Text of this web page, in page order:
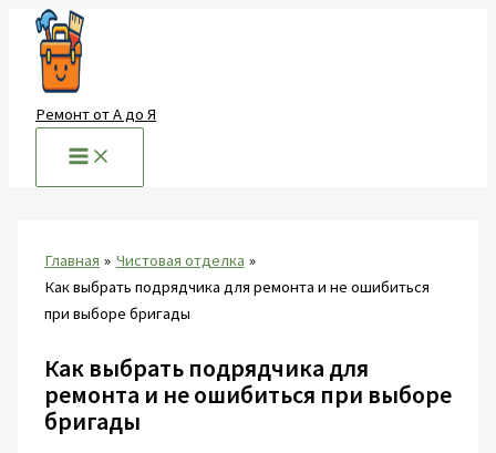
Перейти
содержимому
Ремонт от А до Я
Главная
Чистовая отделка
Как выбрать подрядчика для ремонта и не ошибиться
при выборе бригады
Как выбрать подрядчика для
ремонта и не ошибиться при выборе
бригады